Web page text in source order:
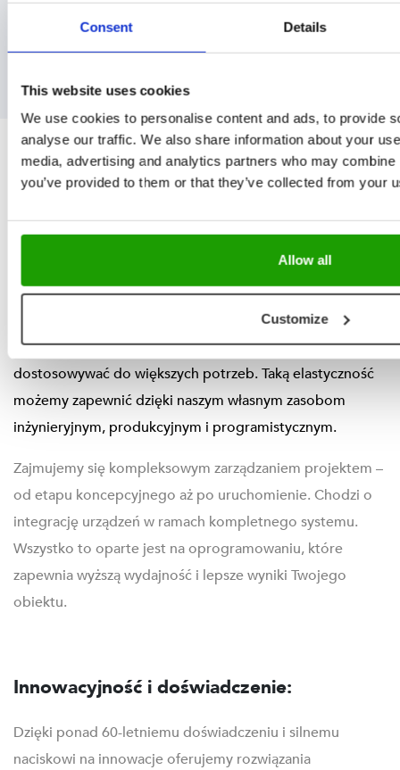
jak i pionowej.
Rozwiązania dostosowane do
Twojej działalności
W oparciu o specyfikę Państwa działalności, infrastrukturę
i preferencje nasi inżynierowie opracowują optymalny
schemat logistyczny. Korzystamy ze standardowych
komponentów, które można łatwo modyfikować i
dostosowywać do większych potrzeb. Taką elastyczność
możemy zapewnić dzięki naszym własnym zasobom
inżynieryjnym, produkcyjnym i programistycznym.
Zajmujemy się kompleksowym zarządzaniem projektem –
od etapu koncepcyjnego aż po uruchomienie. Chodzi o
integrację urządzeń w ramach kompletnego systemu.
Wszystko to oparte jest na oprogramowaniu, które
zapewnia wyższą wydajność i lepsze wyniki Twojego
obiektu.
Innowacyjność i doświadczenie:
Dzięki ponad 60-letniemu doświadczeniu i silnemu
naciskowi na innowacje oferujemy rozwiązania